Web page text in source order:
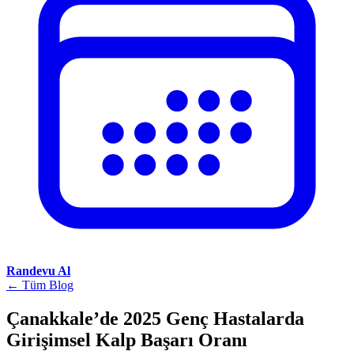
Randevu Al
← Tüm Blog
Çanakkale’de 2025 Genç Hastalarda
Girişimsel Kalp Başarı Oranı